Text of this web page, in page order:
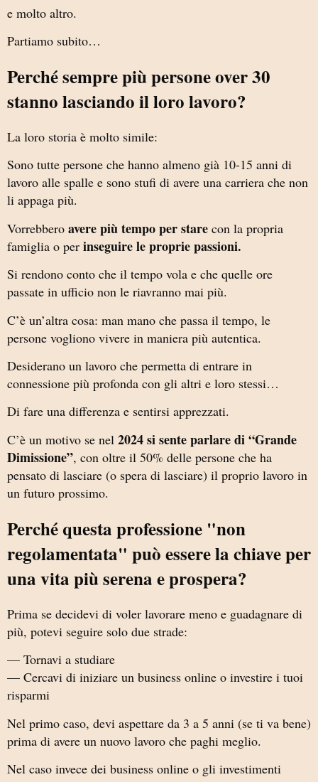
e molto altro.
Partiamo subito…
Perché sempre più persone over 30
stanno lasciando il loro lavoro?
La loro storia è molto simile:
Sono tutte persone che hanno almeno già 10-15 anni di
lavoro alle spalle e sono stufi di avere una carriera che non
li appaga più.
Vorrebbero avere più tempo per stare con la propria
famiglia o per inseguire le proprie passioni.
Si rendono conto che il tempo vola e che quelle ore
passate in ufficio non le riavranno mai più.
C’è un’altra cosa: man mano che passa il tempo, le
persone vogliono vivere in maniera più autentica.
Desiderano un lavoro che permetta di entrare in
connessione più profonda con gli altri e loro stessi…
Di fare una differenza e sentirsi apprezzati.
C’è un motivo se nel 2024 si sente parlare di “Grande
Dimissione”, con oltre il 50% delle persone che ha
pensato di lasciare (o spera di lasciare) il proprio lavoro in
un futuro prossimo.
Perché questa professione "non
regolamentata" può essere la chiave per
una vita più serena e prospera?
Prima se decidevi di voler lavorare meno e guadagnare di
più, potevi seguire solo due strade:
— Tornavi a studiare
— Cercavi di iniziare un business online o investire i tuoi
risparmi
Nel primo caso, devi aspettare da 3 a 5 anni (se ti va bene)
prima di avere un nuovo lavoro che paghi meglio.
Nel caso invece dei business online o gli investimenti